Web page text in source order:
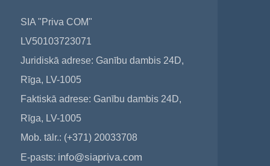
SIA "Priva COM"
LV50103723071
Juridiskā adrese: Ganību dambis 24D,
Rīga, LV-1005
Faktiskā adrese: Ganību dambis 24D,
Rīga, LV-1005
Mob. tālr.: (+371) 20033708
E-pasts: info@siapriva.com